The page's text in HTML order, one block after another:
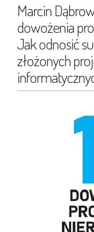
Marcin
dowożenia
Jak odnosić
złożonych